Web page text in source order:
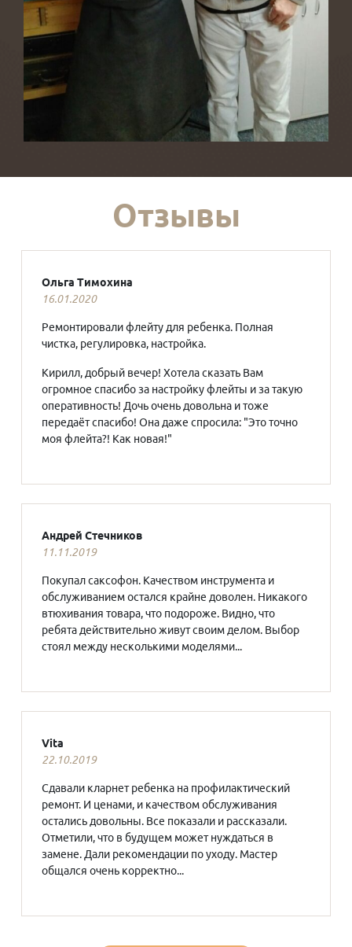
Отзывы
Ольга Тимохина
16.01.2020
Ремонтировали флейту для ребенка. Полная
чистка, регулировка, настройка.
Кирилл, добрый вечер! Хотела сказать Вам
огромное спасибо за настройку флейты и за такую
оперативность! Дочь очень довольна и тоже
передаёт спасибо! Она даже спросила: "Это точно
моя флейта?! Как новая!"
Андрей Стечников
11.11.2019
Покупал саксофон. Качеством инструмента и
обслуживанием остался крайне доволен. Никакого
втюхивания товара, что подороже. Видно, что
ребята действительно живут своим делом. Выбор
стоял между несколькими моделями...
Vita
22.10.2019
Сдавали кларнет ребенка на профилактический
ремонт. И ценами, и качеством обслуживания
остались довольны. Все показали и рассказали.
Отметили, что в будущем может нуждаться в
замене. Дали рекомендации по уходу. Мастер
общался очень корректно...